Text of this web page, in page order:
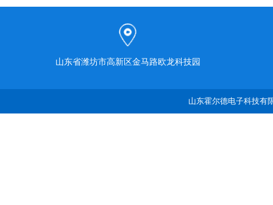
山东省潍坊市高新区金马路欧龙科技园
山东霍尔德电子科技有